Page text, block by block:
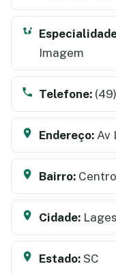
Imagem
Telefone:
Endereço: Av
Bairro: Centro
Cidade: Lages
Estado: SC